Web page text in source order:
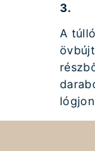
3.
A